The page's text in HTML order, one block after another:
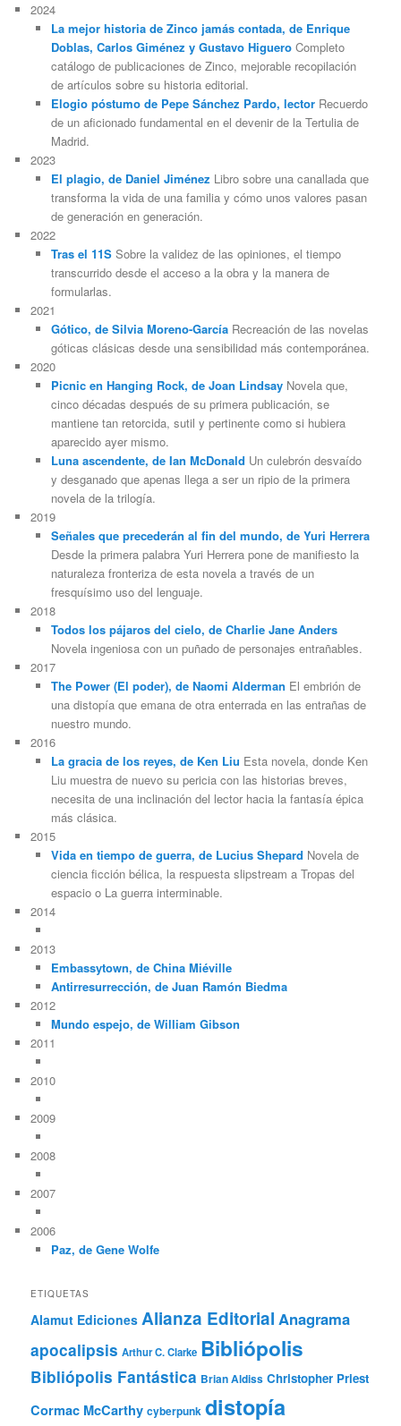
2024
La mejor historia de Zinco jamás contada, de Enrique
Doblas, Carlos Giménez y Gustavo HigueroCompleto
catálogo de publicaciones de Zinco, mejorable recopilación
de artículos sobre su historia editorial.
Elogio póstumo de Pepe Sánchez Pardo, lectorRecuerdo
de un aficionado fundamental en el devenir de la Tertulia de
Madrid.
2023
El plagio, de Daniel Jiménez Libro sobre una canallada que
transforma la vida de una familia y cómo unos valores pasan
de generación en generación.
2022
Tras el 11SSobre la validez de las opiniones, el tiempo
transcurrido desde el acceso a la obra y la manera de
formularlas.
2021
Gótico, de Silvia Moreno-GarcíaRecreación de las novelas
góticas clásicas desde una sensibilidad más contemporánea.
2020
Picnic en Hanging Rock, de Joan LindsayNovela que,
cinco décadas después de su primera publicación, se
mantiene tan retorcida, sutil y pertinente como si hubiera
aparecido ayer mismo.
Luna ascendente, de Ian McDonald Un culebrón desvaído
y desganado que apenas llega a ser un ripio de la primera
novela de la trilogía.
2019
Señales que precederán al fin del mundo, de Yuri Herrera
Desde la primera palabra Yuri Herrera pone de manifiesto la
naturaleza fronteriza de esta novela a través de un
fresquísimo uso del lenguaje.
2018
Todos los pájaros del cielo, de Charlie Jane Anders
Novela ingeniosa con un puñado de personajes entrañables.
2017
The Power (El poder), de Naomi Alderman El embrión de
una distopía que emana de otra enterrada en las entrañas de
nuestro mundo.
2016
La gracia de los reyes, de Ken Liu Esta novela, donde Ken
Liu muestra de nuevo su pericia con las historias breves,
necesita de una inclinación del lector hacia la fantasía épica
más clásica.
2015
Vida en tiempo de guerra, de Lucius Shepard Novela de
ciencia ficción bélica, la respuesta slipstream a Tropas del
espacio o La guerra interminable.
2014
2013
Embassytown, de China Miéville
Antirresurrección, de Juan Ramón Biedma
2012
Mundo espejo, de William Gibson
2011
2010
2009
2008
2007
2006
Paz, de Gene Wolfe
ETIQUETAS
Alamut Ediciones Alianza Editorial Anagrama
apocalipsis Arthur C. Clarke Bibliópolis
Bibliópolis Fantástica Brian Aldiss Christopher Priest
Cormac McCarthy cyberpunk distopía